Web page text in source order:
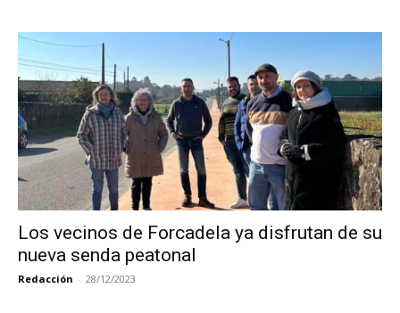
Los vecinos de Forcadela ya disfrutan de su
nueva senda peatonal
Redacción - 28/12/2023